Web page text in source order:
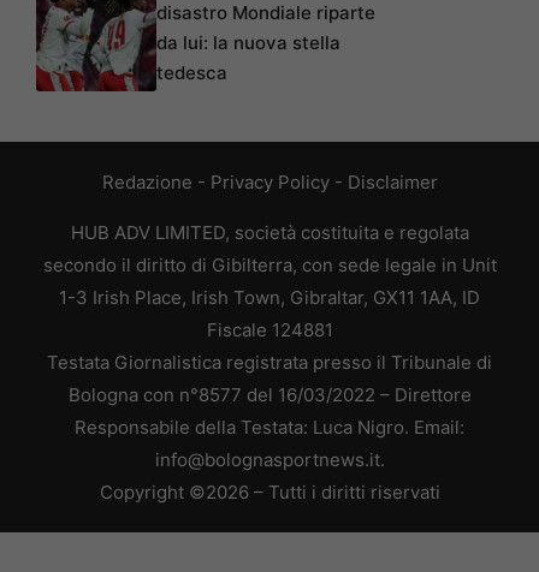
disastro Mondiale riparte
da lui: la nuova stella
tedesca
Redazione - Privacy Policy- Disclaimer
HUB ADV LIMITED, società costituita e regolata
secondo il diritto di Gibilterra, con sede legale in Unit
1-3 Irish Place, Irish Town, Gibraltar, GX11 1AA, ID
Fiscale 124881
Testata Giornalistica registrata presso il Tribunale di
Bologna con n°8577 del 16/03/2022 – Direttore
Responsabile della Testata: Luca Nigro. Email:
info@bolognasportnews.it.
Copyright ©2026 – Tutti i diritti riservati